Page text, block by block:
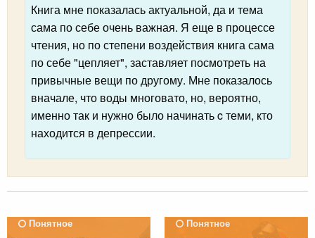
Книга мне показалась актуальной, да и тема
сама по себе очень важная. Я еще в процессе
чтения, но по степени воздействия книга сама
по себе "цепляет", заставляет посмотреть на
привычные вещи по другому. Мне показалось
вначале, что воды многовато, но, вероятно,
именно так и нужно было начинать c теми, кто
находится в депрессии.
Понятное Понятное